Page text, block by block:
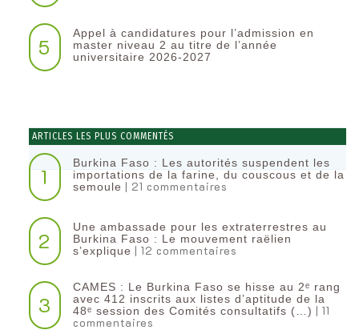
5
Appel à candidatures pour l’admission en
master niveau 2 au titre de l’année
universitaire 2026-2027
ARTICLES LES PLUS COMMENTÉS
1
Burkina Faso : Les autorités suspendent les
importations de la farine, du couscous et de la
semoule | 21 commentaires
2
Une ambassade pour les extraterrestres au
Burkina Faso : Le mouvement raëlien
s’explique | 12 commentaires
3
CAMES : Le Burkina Faso se hisse au 2ᵉ rang
avec 412 inscrits aux listes d’aptitude de la
48ᵉ session des Comités consultatifs (…) | 11
commentaires